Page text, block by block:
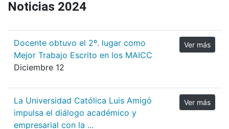
Noticias 2024
Docente obtuvo el 2º. lugar como
Mejor Trabajo Escrito en los MAICC
Diciembre 12
Ver más
La Universidad Católica Luis Amigó
impulsa el diálogo académico y
empresarial con la ...
Ver más